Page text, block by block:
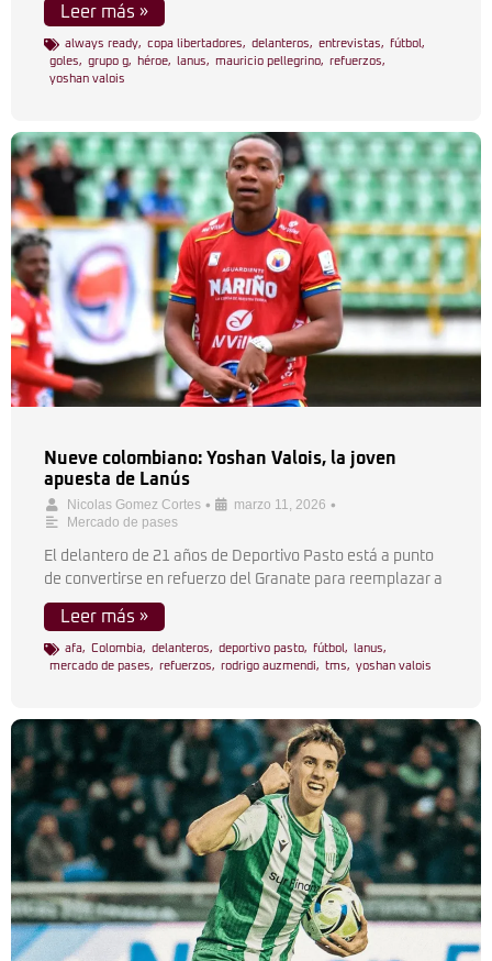
Leer más »
always ready, copa libertadores, delanteros, entrevistas, fútbol ,
goles, grupo g, héroe, lanus, mauricio pellegrino, refuerzos,
yoshan valois
Nueve colombiano: Yoshan Valois, la joven
apuesta de Lanús
Nicolas Gomez Cortes • marzo 11, 2026 •
Mercado de pases
El delantero de 21 años de Deportivo Pasto está a punto
de convertirse en refuerzo del Granate para reemplazar a
Leer más »
afa, Colombia, delanteros, deportivo pasto, fútbol , lanus,
mercado de pases, refuerzos, rodrigo auzmendi, tms, yoshan valois